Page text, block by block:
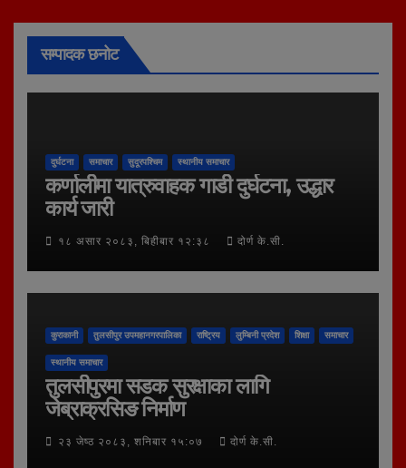
सम्पादक छनोट
दुर्घटना समाचार सुदूरपश्चिम स्थानीय समाचार
कर्णालीमा यात्रुवाहक गाडी दुर्घटना, उद्धार
कार्य जारी
१८ असार २०८३, बिहीबार १२:३८ दोर्ण के.सी.
कुराकानी तुलसीपुर उपमहानगरपालिका राष्ट्रिय लुम्बिनी प्रदेश शिक्षा समाचार
स्थानीय समाचार
तुलसीपुरमा सडक सुरक्षाका लागि
जेब्राक्रसिङ निर्माण
२३ जेष्ठ २०८३, शनिबार १५:०७ दोर्ण के.सी.